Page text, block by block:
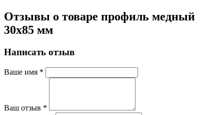
Отзывы о товаре профиль медный
30х85 мм
Написать отзыв
Ваше имя *
Ваш отзыв *